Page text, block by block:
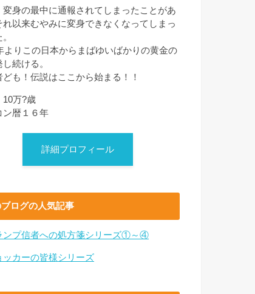
変身の最中に通報されてしまったことがあ
れ以来むやみに変身できなくなってしまっ
よりこの日本からまばゆいばかりの黄金の
続ける。
ども！伝説はここから始まる！！
万?歳
ン暦１６年
詳細プロフィール
ログの人気記事
ンプ信者への処方箋シリーズ①～④
ッカーの皆様シリーズ